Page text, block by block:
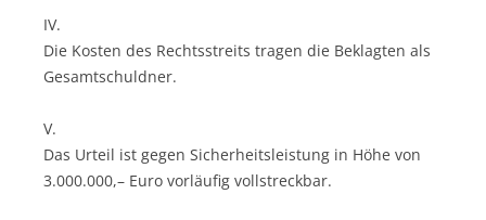
IV.
Die Kosten des Rechtsstreits tragen die Beklagten als
Gesamtschuldner.
V.
Das Urteil ist gegen Sicherheitsleistung in Höhe von
3.000.000,– Euro vorläufig vollstreckbar.